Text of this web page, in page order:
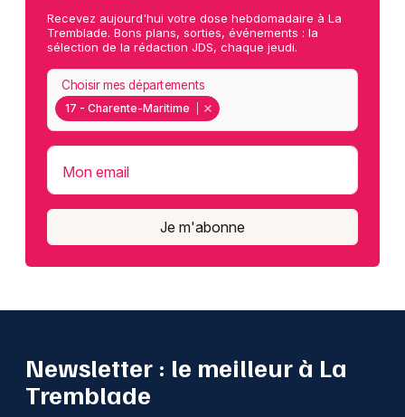
Recevez aujourd'hui votre dose hebdomadaire à La
Tremblade. Bons plans, sorties, événements : la
sélection de la rédaction JDS, chaque jeudi.
17 - Charente-Maritime
Choisir mes départements
Mon email
Je m'abonne
Newsletter : le meilleur à La
Tremblade